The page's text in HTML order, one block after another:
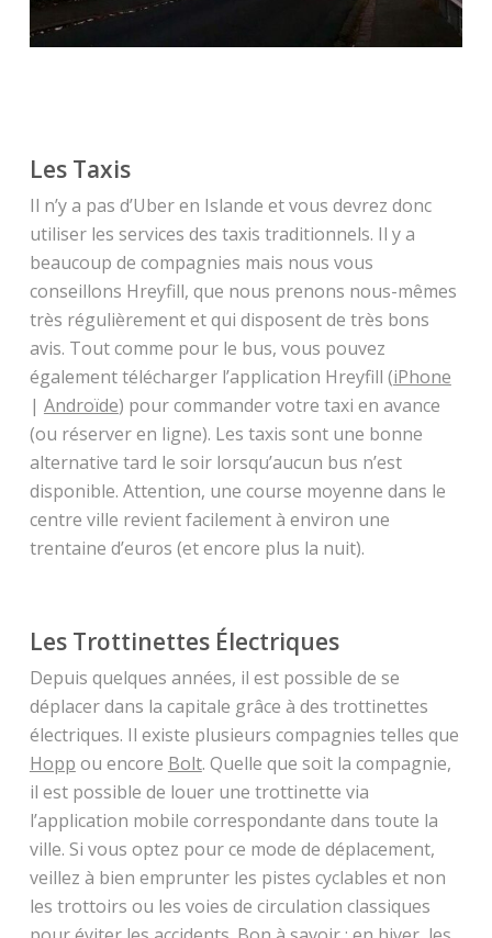
Les Taxis
Il n’y a pas d’Uber en Islande et vous devrez donc
utiliser les services des taxis traditionnels. Il y a
beaucoup de compagnies mais nous vous
conseillons Hreyfill, que nous prenons nous-mêmes
très régulièrement et qui disposent de très bons
avis. Tout comme pour le bus, vous pouvez
également télécharger l’application Hreyfill (iPhone
| Androïde) pour commander votre taxi en avance
(ou réserver en ligne). Les taxis sont une bonne
alternative tard le soir lorsqu’aucun bus n’est
disponible. Attention, une course moyenne dans le
centre ville revient facilement à environ une
trentaine d’euros (et encore plus la nuit).
Les Trottinettes Électriques
Depuis quelques années, il est possible de se
déplacer dans la capitale grâce à des trottinettes
électriques. Il existe plusieurs compagnies telles que
Hopp ou encore Bolt. Quelle que soit la compagnie,
il est possible de louer une trottinette via
l’application mobile correspondante dans toute la
ville. Si vous optez pour ce mode de déplacement,
veillez à bien emprunter les pistes cyclables et non
les trottoirs ou les voies de circulation classiques